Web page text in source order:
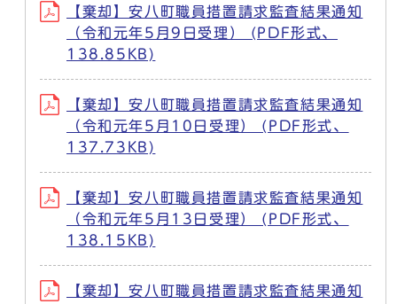
【棄却】安八町職員措置請求監査結果通知
（令和元年5月9日受理） (PDF形式、
138.85KB)
【棄却】安八町職員措置請求監査結果通知
（令和元年5月10日受理） (PDF形式、
137.73KB)
【棄却】安八町職員措置請求監査結果通知
（令和元年5月13日受理） (PDF形式、
138.15KB)
【棄却】安八町職員措置請求監査結果通知